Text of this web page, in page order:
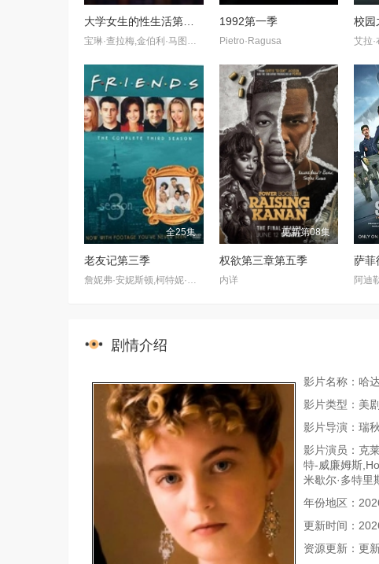
大学女生的性生活第一季
宝琳·查拉梅,金伯利·马图拉,米多莉·弗朗西斯,劳伦·斯宾瑟,史蒂芬·瓜里诺,卡维·拉德尼尔,马特·马洛伊,嘉文·莱特伍德,肯尼迪·利·斯洛克姆,马修·戈尔德,莱西·哈特塞尔,罗布·许贝尔,莱克斯·金,佩吉·陆,雪莉·谢波德,妮可·沙利文,吉利安·阿美娜特
1992第一季
Pietro·Ragusa
校园
全25集
老友记第三季
更新第08集
权欲第三章第五季
内详
萨菲
剧情介绍
影片名称：哈
影片类型：美剧
影片导演：瑞
影片演员：克
特-威廉姆斯
米歇尔·多特
年份地区：
更新时间：
资源更新：更